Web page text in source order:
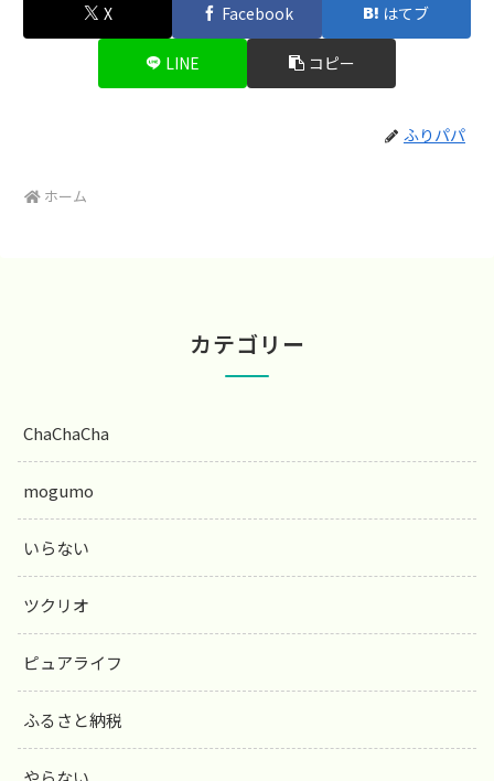
X Facebook はてブ
LINE コピー
ふりパパ
ホーム
カテゴリー
ChaChaCha
mogumo
いらない
ツクリオ
ピュアライフ
ふるさと納税